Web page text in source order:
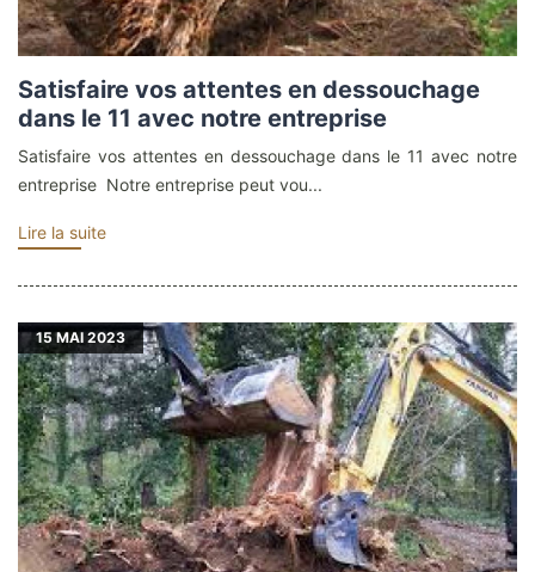
Satisfaire vos attentes en dessouchage
dans le 11 avec notre entreprise
Satisfaire vos attentes en dessouchage dans le 11 avec notre
entreprise Notre entreprise peut vou...
Lire la suite
15MAI 2023